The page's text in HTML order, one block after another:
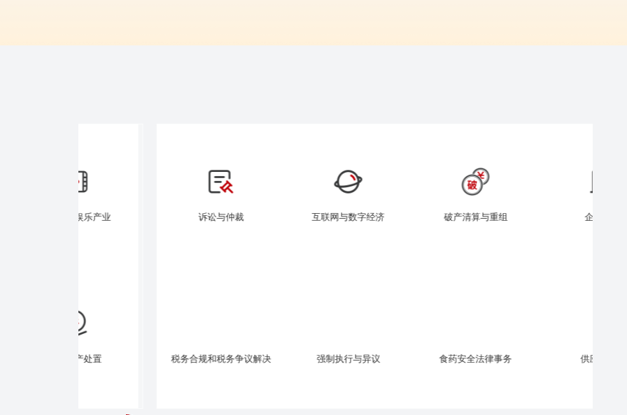
互联网与数字经济 破产清算与重组
税务合规和税务争议解决 强制执行与异议 食药安全法律事务 供应链贸易